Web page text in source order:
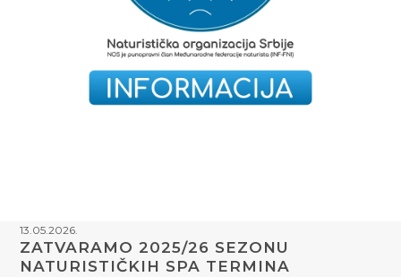
13.05.2026.
ZATVARAMO 2025/26 SEZONU
NATURISTIČKIH SPA TERMINA